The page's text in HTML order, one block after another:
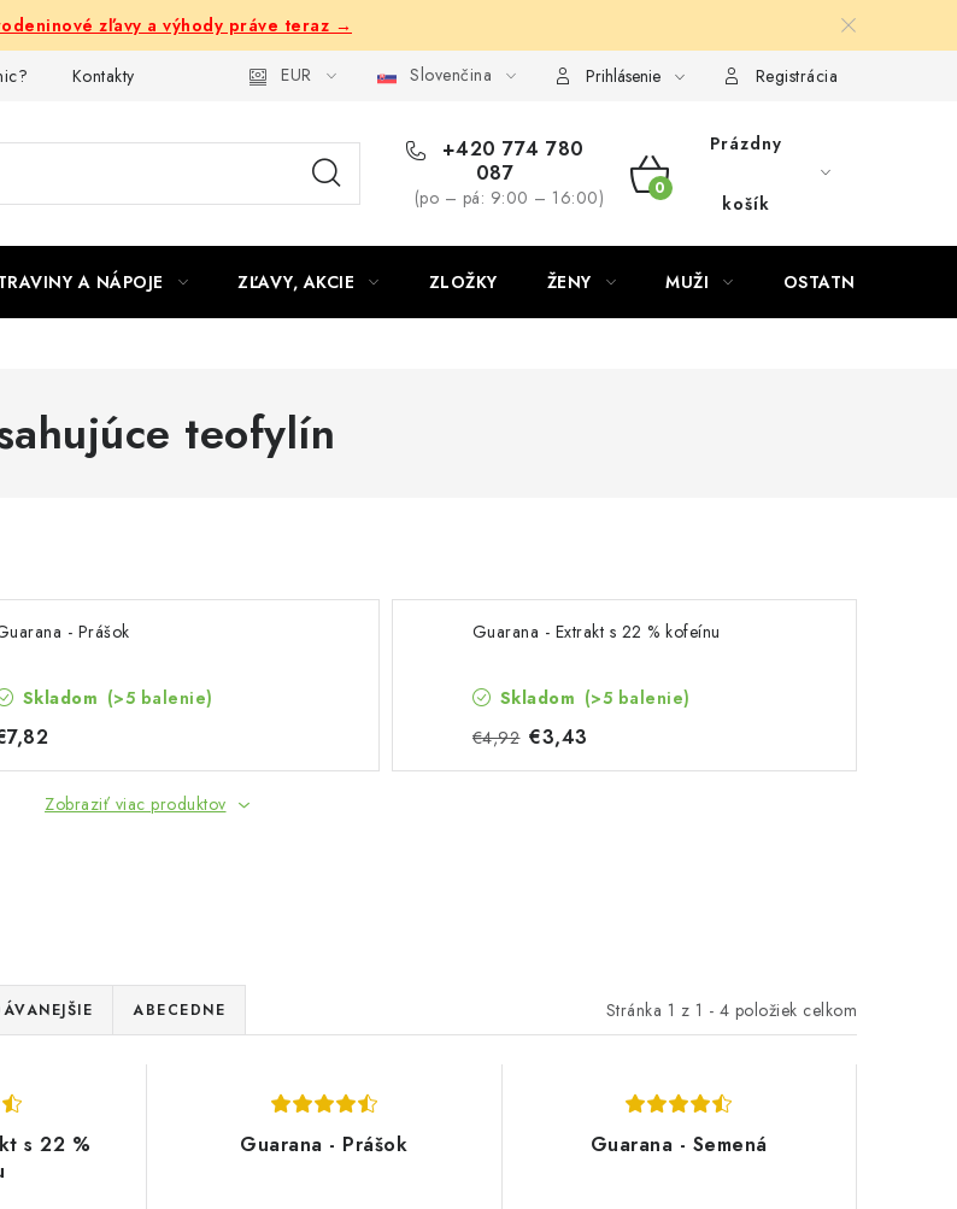
zľavy a výhody práve teraz →
Kontakty EUR Slovenčina Prihlásenie Registrácia
+420 774 780
087
(po – pá: 9:00 – 16:00)
NÁKUPNÝ
Prázdny
košík
A NÁPOJE ZĽAVY, AKCIE ZLOŽKY ŽENY MUŽI OSTATNÉ
teofylín
- Prášok
Skladom (>5 balenie)
Guarana - Extrakt s 22 % kofeínu
Skladom (>5 balenie)
€4,92 €3,43
Zobraziť viac produktov
Stránka 1 z 1 - 4 položiek celkom
ABECEDNE
s 22 %
Guarana - Prášok Guarana - Semená